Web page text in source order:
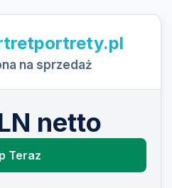
na sprzedaż
netto
Teraz